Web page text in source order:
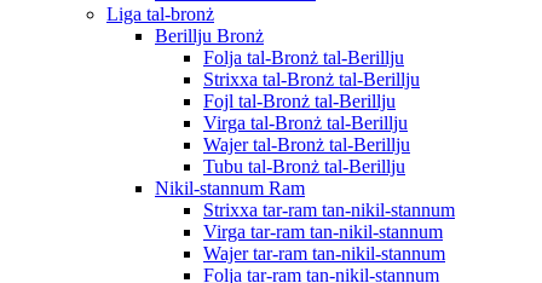
Liga tal-bronż
Berillju Bronż
Folja tal-Bronż tal-Berillju
Strixxa tal-Bronż tal-Berillju
Fojl tal-Bronż tal-Berillju
Virga tal-Bronż tal-Berillju
Wajer tal-Bronż tal-Berillju
Tubu tal-Bronż tal-Berillju
Nikil-stannum Ram
Strixxa tar-ram tan-nikil-stannum
Virga tar-ram tan-nikil-stannum
Wajer tar-ram tan-nikil-stannum
Folja tar-ram tan-nikil-stannum